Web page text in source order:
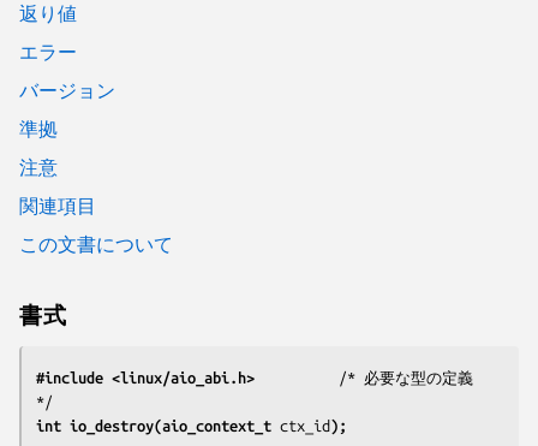
返り値
エラー
バージョン
準拠
注意
関連項目
この文書について
書式
#include <linux/aio_abi.h>
          /* 必要な型の定義
int io_destroy(aio_context_t ctx_id);